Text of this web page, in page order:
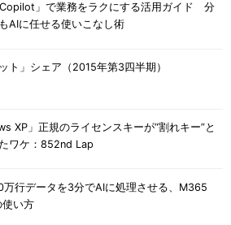
」で業務をラクにする活用ガイド 分
AIに任せる使いこなし術
ト」シェア（2015年第3四半期）
XP」正規のライセンスキーが“割れキー”と
ワケ：852nd Lap
万行データを3分でAIに処理させる、M365
い方